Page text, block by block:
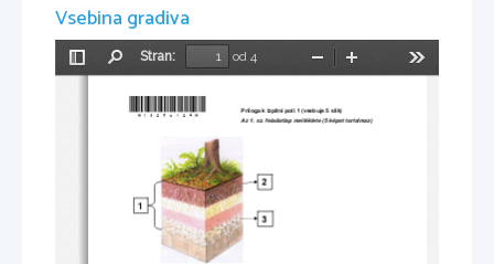
Vsebina gradiva
Preklopi
Stran:
od 4
Pomanjšaj
Priloga k Izpitni poli 1 (vsebuje 5 slik)
Az 1. sz. feladatlap melléklete (5 képet tartalmaz)
1
2
3